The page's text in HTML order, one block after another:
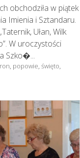
obchodziła w piątek
Imienia i Sztandaru.
Ułan, Wilk
W uroczystości
Szko�...
popowie święto